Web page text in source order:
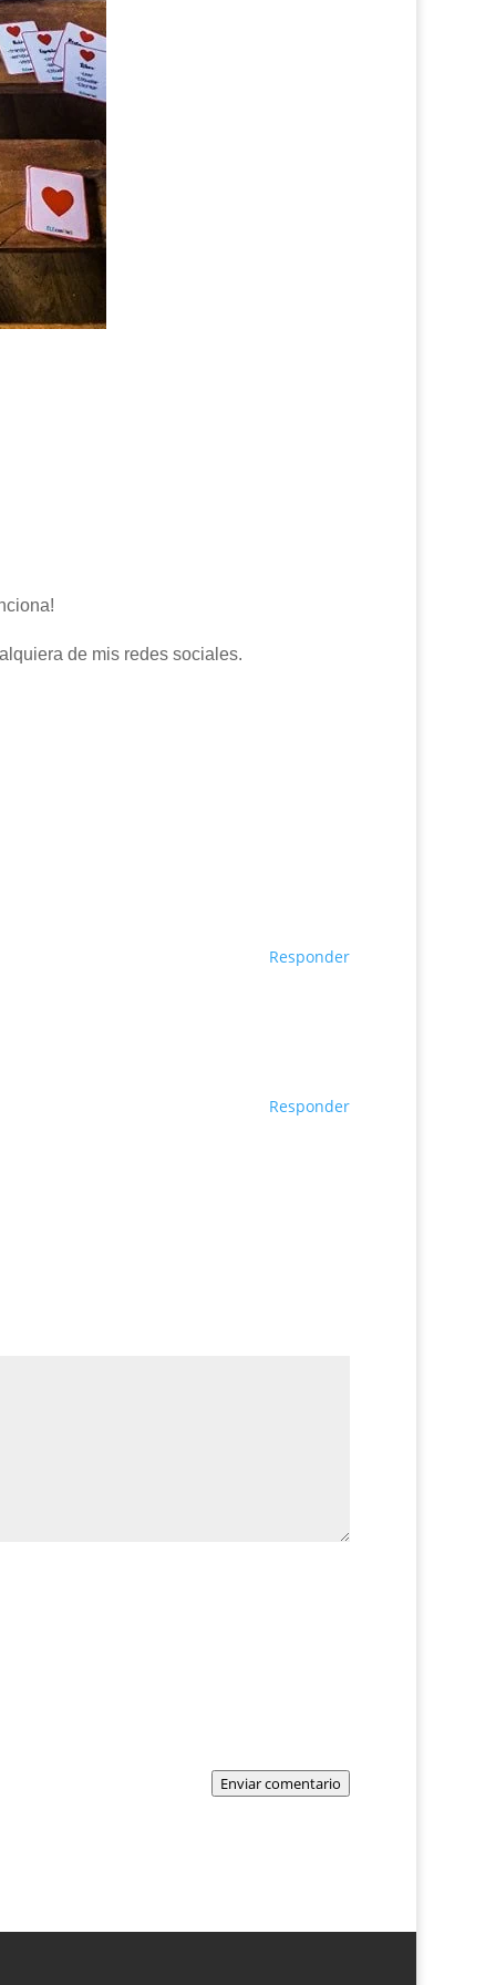
de mis redes sociales.
Responder
Responder
Enviar comentario